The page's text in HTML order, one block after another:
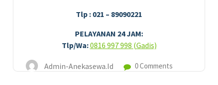
Tlp : 021 – 89090221
PELAYANAN 24 JAM:
Tlp/Wa:0816 997 998 (Gadis)
Admin-Anekasewa.id 0 Comments